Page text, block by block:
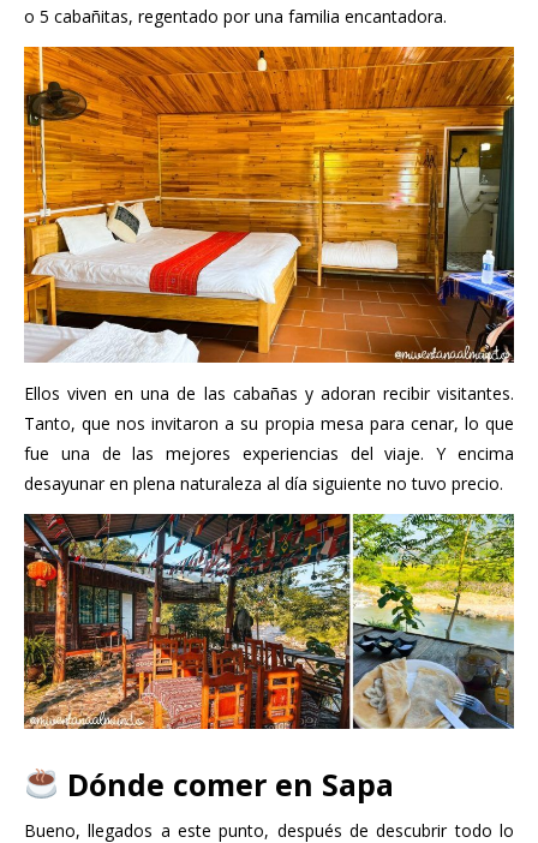
o 5 cabañitas, regentado por una familia encantadora.
Ellos viven en una de las cabañas y adoran recibir visitantes.
Tanto, que nos invitaron a su propia mesa para cenar, lo que
fue una de las mejores experiencias del viaje. Y encima
desayunar en plena naturaleza al día siguiente no tuvo precio.
Dónde comer en Sapa
Bueno, llegados a este punto, después de descubrir todo lo